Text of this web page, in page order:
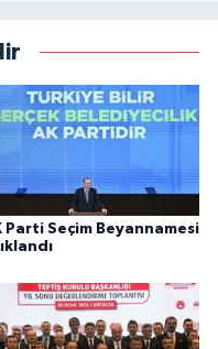
Parti Seçim Beyannamesi